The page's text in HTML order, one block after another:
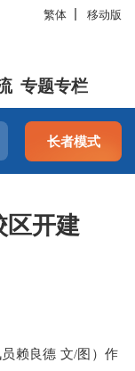
繁体 移动版
专题专栏
长者模式
区开建
赖良德 文/图）作